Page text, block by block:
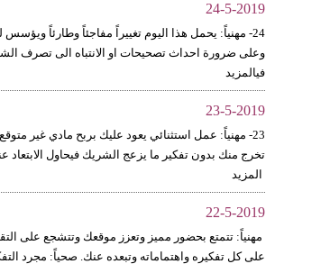
24-5-2019
24- مهنياً: يحمل هذا اليوم تغييراً مفاجئاً وطارئاً
وعلى ضرورة احداث تصحيحات او الانتباه الى تصرف
فيالمزيد
23-5-2019
23- مهنياً: عمل استثنائي يعود عليك بربح مادي غير
تخرج منك بدون تفكير ما يزعج الشريك فيحاول
المزيد
22-5-2019
مهنياً: تتمتع بحضور مميز وتعزز موقعك وتتشجع على
على كل تفكيره واهتماماته وتبعده عنك. صحياً: مجرد